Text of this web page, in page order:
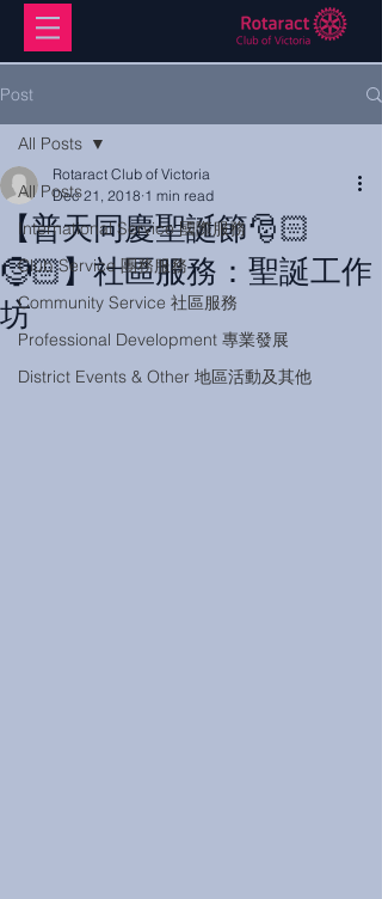
Post
All Posts
International Service 國際服務
Club Service 團務服務
Community Service 社區服務
Professional Development 專業發展
District Events & Other 地區活動及其他
All Posts
【普天同慶聖誕節🎅🏻
🤶🏻】社區服務：聖誕工作
坊
Rotaract Club of Victoria
Dec 21, 2018 1 min read